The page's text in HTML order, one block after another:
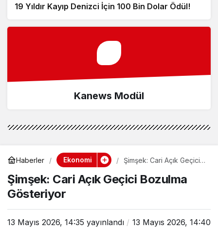
19 Yıldır Kayıp Denizci İçin 100 Bin Dolar Ödül!
Kanews Modül
Haberler Ekonomi
Şimşek: Cari Açık Geçici
Şimşek: Cari Açık Geçici Bozulma
Gösteriyor
13 Mayıs 2026, 14:35 yayınlandı
13 Mayıs 2026, 14:40